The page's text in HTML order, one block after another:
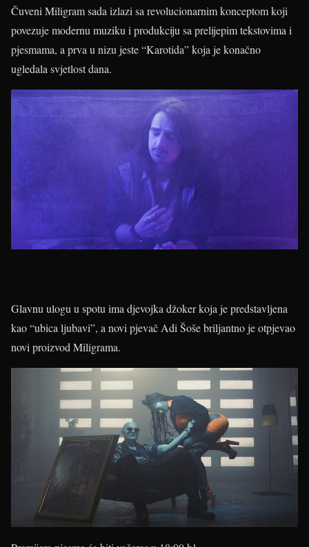
Čuveni Miligram sada izlazi sa revolucionarnim konceptom koji
povezuje modernu muziku i produkciju sa prelijepim tekstovima i
pjesmama, a prva u nizu jeste “Karotida” koja je konačno
ugledala svjetlost dana.
Glavnu ulogu u spotu ima djevojka džoker koja je predstavljena
kao “ubica ljubavi”, a novi pjevač Adi Šoše briljantno je otpjevao
novi proizvod Miligrama.